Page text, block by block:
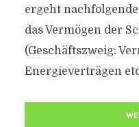
ergeht
das Vermögen der
(Geschäftszweig:
Energieverträgen